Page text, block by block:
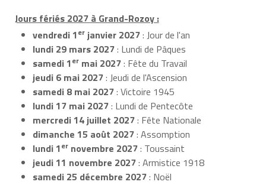
Jours fériés 2027 à Grand-Rozoy :
vendredi 1er janvier 2027: Jour de l'an
lundi 29 mars 2027: Lundi de Pâques
samedi 1er mai 2027: Fête du Travail
jeudi 6 mai 2027: Jeudi de l'Ascension
samedi 8 mai 2027: Victoire 1945
lundi 17 mai 2027: Lundi de Pentecôte
mercredi 14 juillet 2027: Fête Nationale
dimanche 15 août 2027: Assomption
lundi 1er novembre 2027: Toussaint
jeudi 11 novembre 2027: Armistice 1918
samedi 25 décembre 2027: Noël